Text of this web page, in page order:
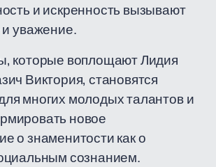
и искренность вызывают
уважение.
которые воплощают Лидия
Виктория, становятся
многих молодых талантов и
новое
о знаменитости как о
сознанием.